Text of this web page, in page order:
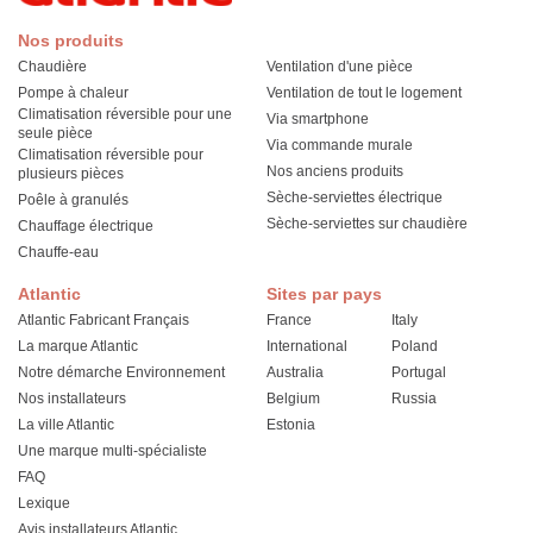
Atlantic
Atlantic Fabricant Français
La marque Atlantic
Notre démarche Environnement
Nos installateurs
La ville Atlantic
Une marque multi-spécialiste
FAQ
Lexique
Avis installateurs Atlantic
Nos produits
Chaudière
Pompe à chaleur
Climatisation réversible pour une
seule pièce
Climatisation réversible pour
plusieurs pièces
Poêle à granulés
Chauffage électrique
Chauffe-eau
Ventilation d'une pièce
Ventilation de tout le logement
Via smartphone
Via commande murale
Nos anciens produits
Sèche-serviettes électrique
Sèche-serviettes sur chaudière
Sites par pays
France
International
Australia
Belgium
Estonia
Italy
Poland
Portugal
Russia